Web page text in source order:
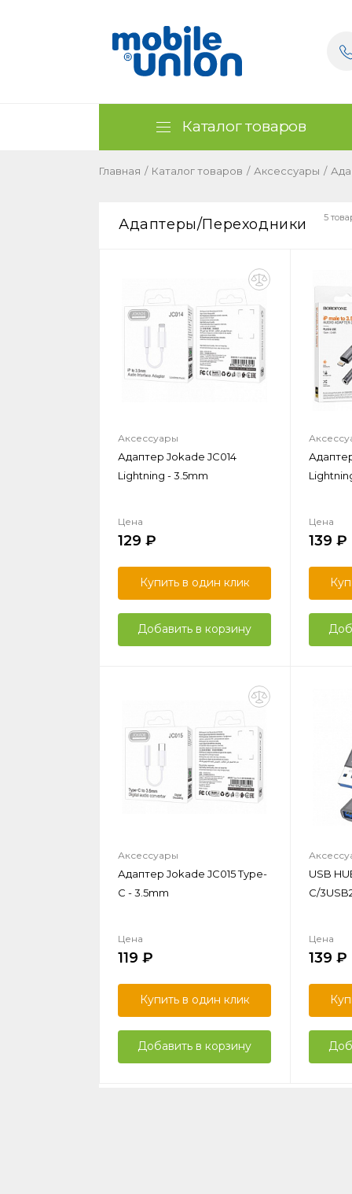
Каталог товаров
Главная / Каталог товаров / Аксессуары /
Адаптеры/Переходники 5
Аксессуары
Адаптер Jokade JC014
Lightning - 3.5mm
Цена
129
Купить в один клик
Добавить в корзину
Цена
139
Аксессуары
Адаптер Jokade JC015 Type-
C - 3.5mm
Цена
119
Купить в один клик
Добавить в корзину
USB
C/
Цена
139